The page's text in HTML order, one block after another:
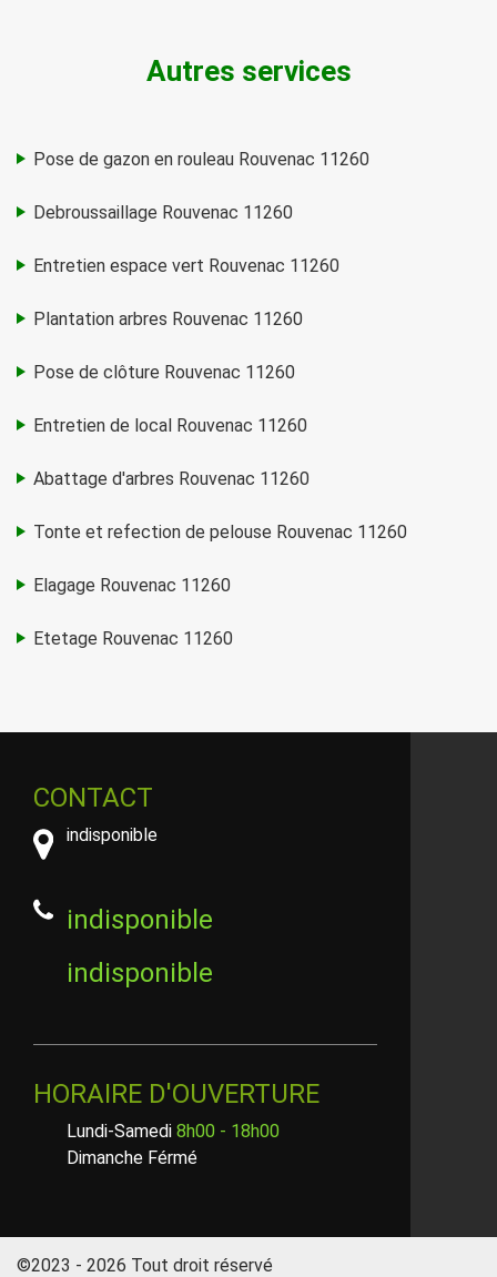
Autres services
Pose de gazon en rouleau Rouvenac 11260
Debroussaillage Rouvenac 11260
Entretien espace vert Rouvenac 11260
Plantation arbres Rouvenac 11260
Pose de clôture Rouvenac 11260
Entretien de local Rouvenac 11260
Abattage d'arbres Rouvenac 11260
Tonte et refection de pelouse Rouvenac 11260
Elagage Rouvenac 11260
Etetage Rouvenac 11260
CONTACT
indisponible
indisponible
indisponible
HORAIRE D'OUVERTURE
Lundi-Samedi 8h00 - 18h00
Dimanche Férmé
©2023 - 2026 Tout droit réservé